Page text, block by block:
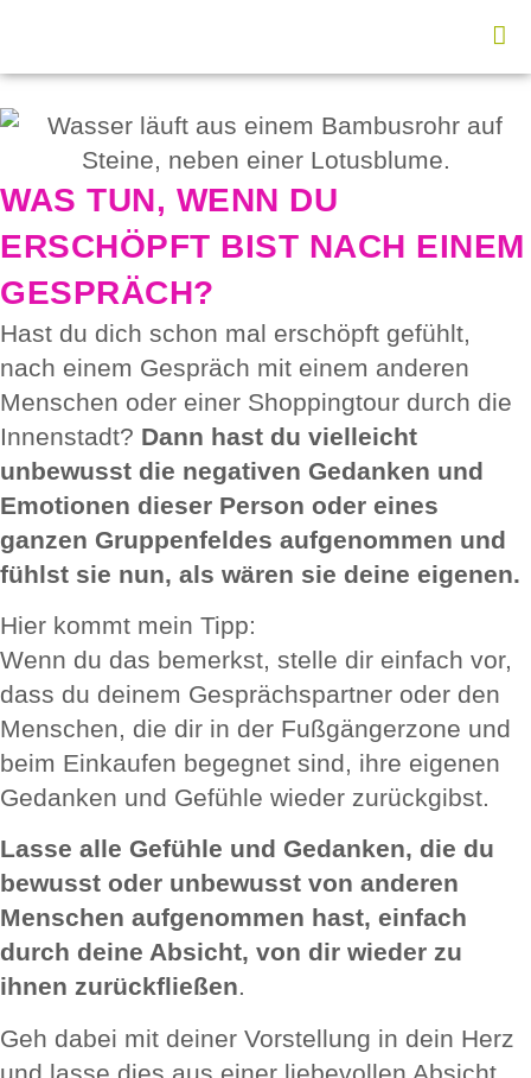
WAS TUN, WENN DU
ERSCHÖPFT BIST NACH EINEM
GESPRÄCH?
Hast du dich schon mal erschöpft gefühlt,
nach einem Gespräch mit einem anderen
Menschen oder einer Shoppingtour durch die
Innenstadt? Dann hast du vielleicht
unbewusst die negativen Gedanken und
Emotionen dieser Person oder eines
ganzen Gruppenfeldes aufgenommen und
fühlst sie nun, als wären sie deine eigenen.
Hier kommt mein Tipp:
Wenn du das bemerkst, stelle dir einfach vor,
dass du deinem Gesprächspartner oder den
Menschen, die dir in der Fußgängerzone und
beim Einkaufen begegnet sind, ihre eigenen
Gedanken und Gefühle wieder zurückgibst.
Lasse alle Gefühle und Gedanken, die du
bewusst oder unbewusst von anderen
Menschen aufgenommen hast, einfach
durch deine Absicht, von dir wieder zu
ihnen zurückfließen.
Geh dabei mit deiner Vorstellung in dein Herz
und lasse dies aus einer liebevollen Absicht